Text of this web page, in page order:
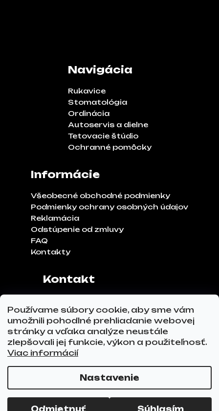
Používame súbory cookie, aby sme vám
umožnili pohodlné prehliadanie webovej
stránky a vďaka analýze neustále
zlepšovali jej funkcie, výkon a použiteľnosť.
Viac informácií
Nastavenie
Odmietnuť Súhlasím
Navigácia
Rukavice
Stomatológia
Ordinácia
Autoservis a dielne
Tetovacie štúdio
Ochranné pomôcky
Informácie
Všeobecné obchodné podmienky
Podmienky ochrany osobných údajov
Reklamácia
Odstúpenie od zmluvy
FAQ
Kontakty
Kontakt
Hviezdoslavov
Tel.č.:0911 271 302
Email:info@glovez.sk
Vytvoril Shoptet Premium
Copyright 2026GLOVEZ.sk. Všetky práva
vyhradené.Upraviť nastavenie cookies